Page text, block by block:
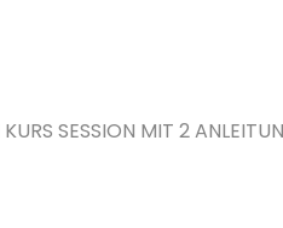
SESSION MIT 2